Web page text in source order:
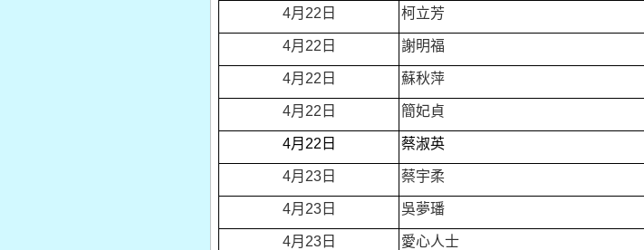
4月22日 柯立芳
4月22日 謝明福
4月22日 蘇秋萍
4月22日 簡妃貞
4月22日 蔡淑英
4月23日 蔡宇柔
4月23日 吳夢璠
4月23日 愛心人士